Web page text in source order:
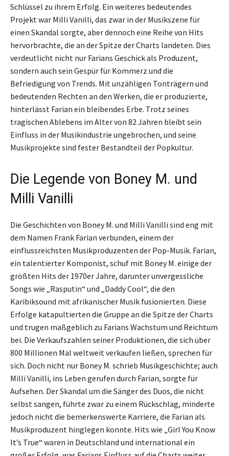
Schlüssel zu ihrem Erfolg. Ein weiteres bedeutendes
Projekt war Milli Vanilli, das zwar in der Musikszene für
einen Skandal sorgte, aber dennoch eine Reihe von Hits
hervorbrachte, die an der Spitze der Charts landeten. Dies
verdeutlicht nicht nur Farians Geschick als Produzent,
sondern auch sein Gespür für Kommerz und die
Befriedigung von Trends. Mit unzähligen Tonträgern und
bedeutenden Rechten an den Werken, die er produzierte,
hinterlässt Farian ein bleibendes Erbe. Trotz seines
tragischen Ablebens im Alter von 82 Jahren bleibt sein
Einfluss in der Musikindustrie ungebrochen, und seine
Musikprojekte sind fester Bestandteil der Popkultur.
Die Legende von Boney M. und
Milli Vanilli
Die Geschichten von Boney M. und Milli Vanilli sind eng mit
dem Namen Frank Farian verbunden, einem der
einflussreichsten Musikproduzenten der Pop-Musik. Farian,
ein talentierter Komponist, schuf mit Boney M. einige der
größten Hits der 1970er Jahre, darunter unvergessliche
Songs wie „Rasputin“ und „Daddy Cool“, die den
Karibiksound mit afrikanischer Musik fusionierten. Diese
Erfolge katapultierten die Gruppe an die Spitze der Charts
und trugen maßgeblich zu Farians Wachstum und Reichtum
bei. Die Verkaufszahlen seiner Produktionen, die sich über
800 Millionen Mal weltweit verkaufen ließen, sprechen für
sich. Doch nicht nur Boney M. schrieb Musikgeschichte; auch
Milli Vanilli, ins Leben gerufen durch Farian, sorgte für
Aufsehen. Der Skandal um die Sänger des Duos, die nicht
selbst sangen, führte zwar zu einem Rückschlag, minderte
jedoch nicht die bemerkenswerte Karriere, die Farian als
Musikproduzent hinglegen konnte. Hits wie „Girl You Know
It’s True“ waren in Deutschland und international ein